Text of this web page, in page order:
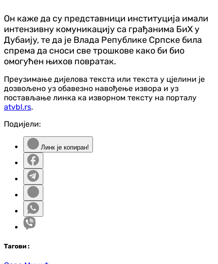
Он каже да су представници институција имали
интензивну комуникацију са грађанима БиХ у
Дубаију, те да је Влада Републике Српске била
спрема да сноси све трошкове како би био
омогућен њихов повратак.
Преузимање дијелова текста или текста у цјелини је
дозвољено уз обавезно навођење извора и уз
постављање линка ка изворном тексту на порталу
atvbl.rs.
Подијели:
Линк је копиран!
Тагови :